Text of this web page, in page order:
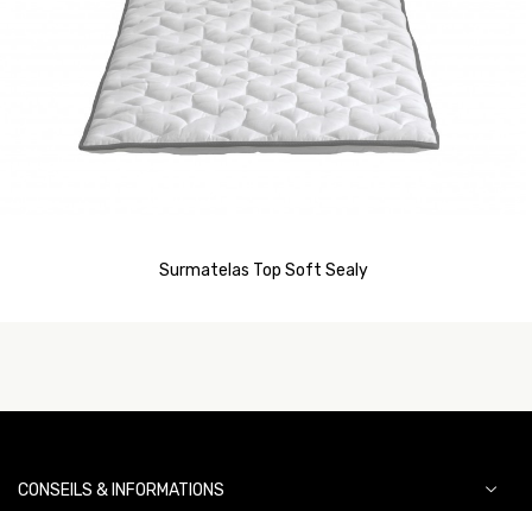
Surmatelas Top Soft Sealy
CONSEILS & INFORMATIONS